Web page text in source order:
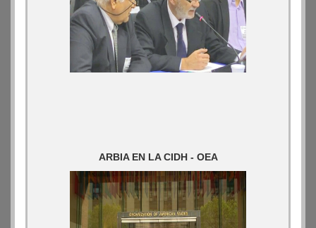
ARBIA EN LA CIDH - OEA